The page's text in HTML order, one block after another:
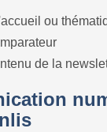
ou
de la